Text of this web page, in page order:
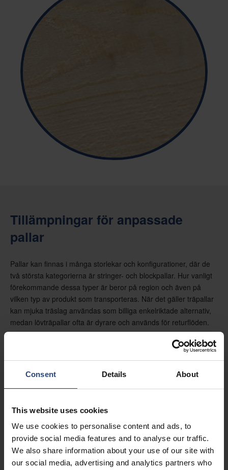
Consent Details About
This website uses cookies
We use cookies to personalise content and ads, to
provide social media features and to analyse our traffic.
We also share information about your use of our site with
our social media, advertising and analytics partners who
Tillämpningar för anpassade
pallar
Pallar kan finnas i många storlekar och konfigurationer, där de
två största kategorierna är stringer- och blockpallar. Hur vanligt
förekommande dessa typer är beror på region och även på
vilken typ av produkt som transporteras. När det gäller träpallar
kan mjuka träslag användas som billiga enkelriktade alternativ,
medan lövträpallar ofta är dyrare och används för returflöden.